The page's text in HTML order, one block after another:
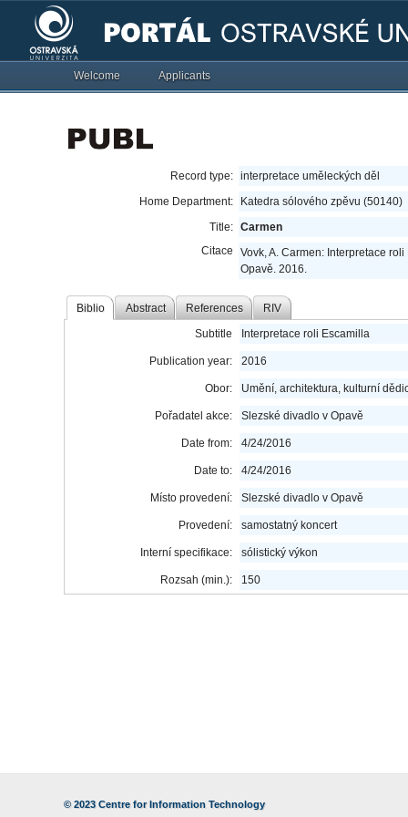
Welcome Applicants
Record type: interpretace uměleckých děl
Home Department:
Katedra sólového zpěvu (50140)
Title: Carmen
Citace
Vovk, A. Carmen: Interpretace
Opavě. 2016.
Biblio Abstract References RIV
Subtitle Interpretace roli Escamilla
Publication year: 2016
Obor: Umění, architektura, kulturní
Pořadatel akce: Slezské divadlo v Opavě
Date from: 4/24/2016
Date to: 4/24/2016
Místo provedení: Slezské divadlo v Opavě
Provedení: samostatný koncert
Interní specifikace: sólistický výkon
Rozsah (min.): 150
© 2023 Centre for Information Technology